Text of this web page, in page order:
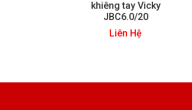
khiêng tay Vicky
JBC6.0/20
Liên Hệ